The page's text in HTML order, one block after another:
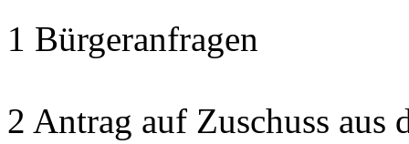
1 Bürgeranfragen
2 Antrag auf Zuschuss aus